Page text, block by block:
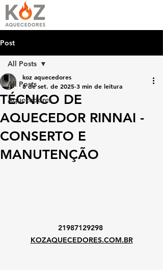
Post
All Posts
Aquecedores
All Posts
TÉCNICO DE
AQUECEDOR RINNAI -
CONSERTO E
MANUTENÇÃO
koz aquecedores
8 de set. de 2025 3 min de leitura
21987129298
KOZAQUECEDORES.COM.BR